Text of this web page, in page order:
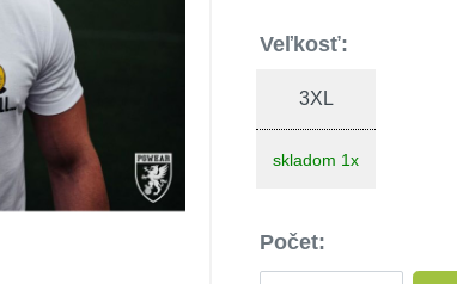
Veľkosť:
3XL
skladom 1x
Počet: